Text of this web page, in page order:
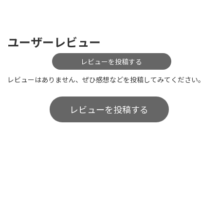
ユーザーレビュー
レビューを投稿する
レビューはありません、ぜひ感想などを投稿してみてください。
レビューを投稿する